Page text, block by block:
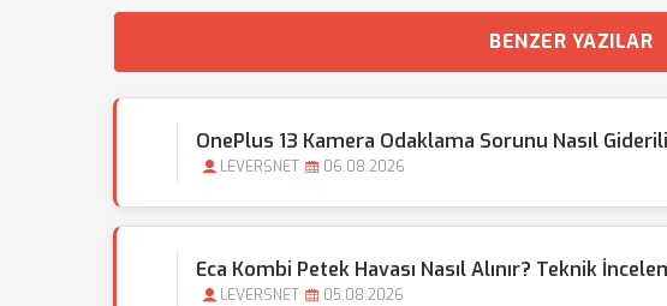
BENZER YAZILAR
OnePlus 13 Kamera Odaklama Sorunu Nasıl
LEVERSNET 06.08.2026
Eca Kombi Petek Havası Nasıl Alınır? Teknik
LEVERSNET 05.08.2026